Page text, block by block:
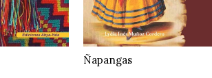
Ñapangas